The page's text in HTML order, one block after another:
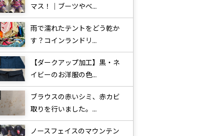
マス！｜ブーツやベ...
雨で濡れたテントをどう乾か
す？コインランドリ...
【ダークアップ加工】黒・ネ
イビーのお洋服の色...
ブラウスの赤いシミ、赤カビ
取りを行いました。...
ノースフェイスのマウンテン